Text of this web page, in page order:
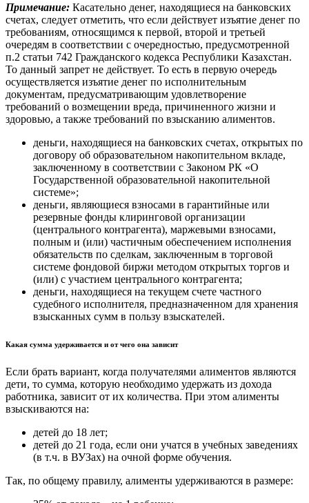
Примечание: Касательно денег, находящиеся на банковских
счетах, следует отметить, что если действует изъятие денег по
требованиям, относящимся к первой, второй и третьей
очередям в соответствии с очередностью, предусмотренной
п.2 статьи 742 Гражданского кодекса Республики Казахстан.
То данный запрет не действует. То есть в первую очередь
осуществляется изъятие денег по исполнительным
документам, предусматривающим удовлетворение
требований о возмещении вреда, причиненного жизни и
здоровью, а также требований по взысканию алиментов.
деньги, находящиеся на банковских счетах, открытых по
договору об образовательном накопительном вкладе,
заключенному в соответствии с Законом РК «О
Государственной образовательной накопительной
системе»;
деньги, являющиеся взносами в гарантийные или
резервные фонды клиринговой организации
(центрального контрагента), маржевыми взносами,
полным и (или) частичным обеспечением исполнения
обязательств по сделкам, заключенным в торговой
системе фондовой биржи методом открытых торгов и
(или) с участием центрального контрагента;
деньги, находящиеся на текущем счете частного
судебного исполнителя, предназначенном для хранения
взысканных сумм в пользу взыскателей.
Какая сумма удерживается и от чего она зависит
Если брать вариант, когда получателями алиментов являются
дети, то сумма, которую необходимо удержать из дохода
работника, зависит от их количества. При этом алименты
взыскиваются на:
детей до 18 лет;
детей до 21 года, если они учатся в учебных заведениях
(в т.ч. в ВУЗах) на очной форме обучения.
Так, по общему правилу, алименты удерживаются в размере: